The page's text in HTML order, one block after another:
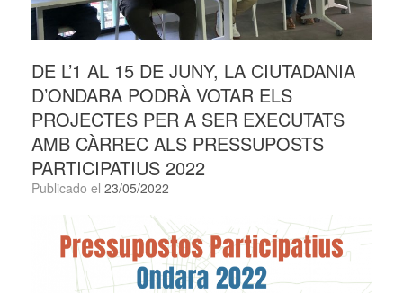
DE L’1 AL 15 DE JUNY, LA CIUTADANIA
D’ONDARA PODRÀ VOTAR ELS
PROJECTES PER A SER EXECUTATS
AMB CÀRREC ALS PRESSUPOSTS
PARTICIPATIUS 2022
Publicado el 23/05/2022